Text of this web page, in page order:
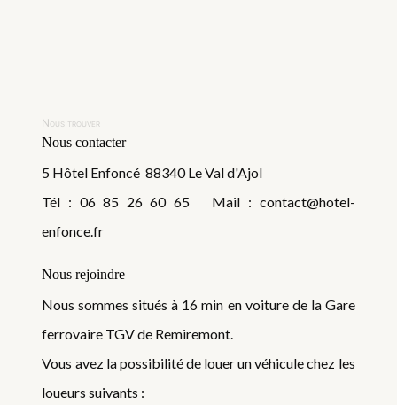
Nous trouver
Nous contacter
5 Hôtel Enfoncé 88340 Le Val d'Ajol
Tél : 06 85 26 60 65 Mail : contact@hotel-
enfonce.fr
Nous rejoindre
Nous sommes situés à 16 min en voiture de la Gare
ferrovaire TGV de Remiremont.
Vous avez la possibilité de louer un véhicule chez les
loueurs suivants :